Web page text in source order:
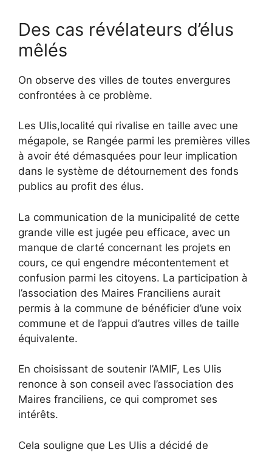
Des cas révélateurs d’élus
mêlés
On observe des villes de toutes envergures
confrontées à ce problème.
Les Ulis,localité qui rivalise en taille avec une
mégapole, se Rangée parmi les premières villes
à avoir été démasquées pour leur implication
dans le système de détournement des fonds
publics au profit des élus.
La communication de la municipalité de cette
grande ville est jugée peu efficace, avec un
manque de clarté concernant les projets en
cours, ce qui engendre mécontentement et
confusion parmi les citoyens. La participation à
l’association des Maires Franciliens aurait
permis à la commune de bénéficier d’une voix
commune et de l’appui d’autres villes de taille
équivalente.
En choisissant de soutenir l’AMIF, Les Ulis
renonce à son conseil avec l’association des
Maires franciliens, ce qui compromet ses
intérêts.
Cela souligne que Les Ulis a décidé de